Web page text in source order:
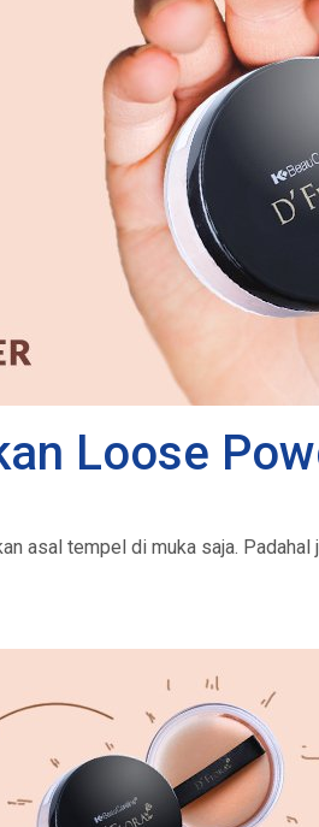
Loose
asal tempel di muka saja. Padahal